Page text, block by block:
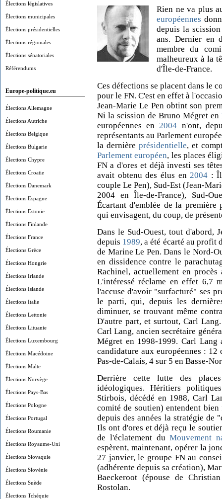
Élections législatives
Élections municipales
Élections présidentielles
Élections régionales
Élections sénatoriales
Référendums
Europe-politique.eu
Élections Allemagne
Élections Autriche
Élections Belgique
Élections Bulgarie
Élections Chypre
Élections Croatie
Élections Danemark
Élections Espagne
Élections Estonie
Élections Finlande
Élections France
Élections Grèce
Élections Hongrie
Élections Irlande
Élections Islande
Élections Italie
Élections Lettonie
Élections Lituanie
Élections Luxembourg
Élections Macédoine
Élections Malte
Élections Norvège
Élections Pays-Bas
Élections Pologne
Élections Portugal
Élections Roumanie
Élections Royaume-Uni
Élections Slovaquie
Élections Slovénie
Élections Suède
Élections Tchéquie
Rien ne va plus
européennes
depuis la
ans. Dernier en
membre du
malheureux à la
d'Île-de-France.
Ces défections se placent dans le
pour le FN. C'est en effet à
Jean-Marie Le Pen obtint son
Ni la scission de Bruno Mégret en
européennes en2004 n'ont,
représentants au Parlement
la dernièreprésidentielle, et
Parlement européen, les places
FN a d'ores et déjà investi ses
avait obtenu des élus en2004 :
couple Le Pen), Sud-Est (Jean-
2004 en Île-de-France), Sud-
Écartant d'emblée de la première
qui envisagent, du coup, de
Dans le Sud-Ouest, tout d'abord,
depuis 1989, a été écarté au profit
de Marine Le Pen. Dans le Nord-
en dissidence contre le
Rachinel, actuellement en
L'intéressé réclame en effet 6,7
l'accuse d'avoir "surfacturé" ses
le parti, qui, depuis les
diminuer, se trouvant même
D'autre part, et surtout, Carl
Carl Lang, ancien secrétaire
Mégret en 1998-1999. Carl
candidature aux européennes :
Pas-de-Calais, 4 sur 5 en Basse-
Derrière cette lutte des
idéologiques. Héritiers
Stirbois, décédé en 1988, Carl
comité de soutien) entendent
depuis des années la stratégie de
Ils ont d'ores et déjà reçu le
de l'éclatement duMouvement
espèrent, maintenant, opérer la
27 janvier, le groupe FN au
(adhérente depuis sa création),
Baeckeroot (épouse de
Rostolan.